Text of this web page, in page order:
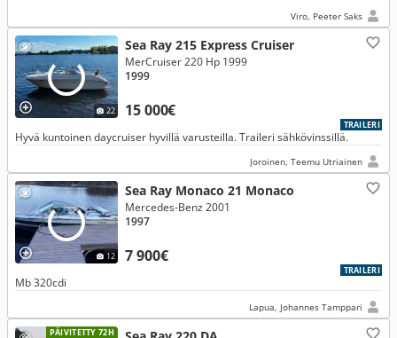
Viro, Peeter Saks
22
Sea Ray 215 Express Cruiser
15 000€
MerCruiser 220 Hp 1999
1999
TRAILERI
Hyvä kuntoinen daycruiser hyvillä varusteilla. Traileri sähkövinssillä.
Joroinen, Teemu Utriainen
12
Sea Ray Monaco 21 Monaco
7 900€
Mercedes-Benz 2001
1997
TRAILERI
Mb 320cdi
Lapua, Johannes Tamppari
PÄIVITETTY 72H